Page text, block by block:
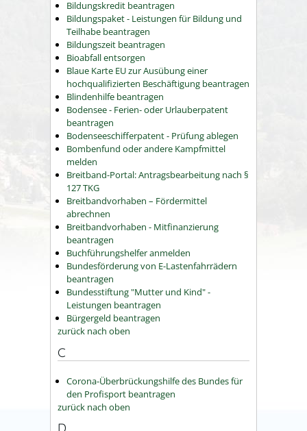
Bildungskredit beantragen
Bildungspaket - Leistungen für Bildung und
Teilhabe beantragen
Bildungszeit beantragen
Bioabfall entsorgen
Blaue Karte EU zur Ausübung einer
hochqualifizierten Beschäftigung beantragen
Blindenhilfe beantragen
Bodensee - Ferien- oder Urlauberpatent
beantragen
Bodenseeschifferpatent - Prüfung ablegen
Bombenfund oder andere Kampfmittel
melden
Breitband-Portal: Antragsbearbeitung nach §
127 TKG
Breitbandvorhaben – Fördermittel
abrechnen
Breitbandvorhaben - Mitfinanzierung
beantragen
Buchführungshelfer anmelden
Bundesförderung von E-Lastenfahrrädern
beantragen
Bundesstiftung "Mutter und Kind" -
Leistungen beantragen
Bürgergeld beantragen
zurück nach oben
C
Corona-Überbrückungshilfe des Bundes für
den Profisport beantragen
zurück nach oben